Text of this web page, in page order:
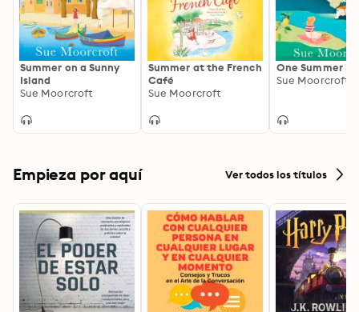
Summer on a Sunny
Island
Sue Moorcroft
Summer at the French
Café
Sue Moorcroft
One Summer
Sue Moorcroft
Empieza por aquí Ver todos los títulos